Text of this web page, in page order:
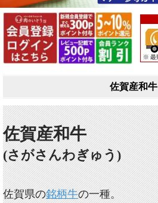
佐賀産和牛
佐賀産和牛
(さがさんわぎゅう)
佐賀県の銘柄牛の一種。